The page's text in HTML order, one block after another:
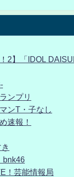
2】「IDOL
ンプリ
ンT・子なし
速報！
bnk46
！芸能情報局